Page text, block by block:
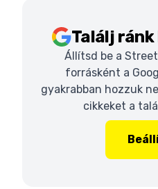
Találj ránk
Állítsd be a
forrásként a
gyakrabban hozzuk
cikkeket a